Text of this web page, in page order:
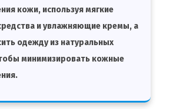
кожи, используя мягкие
и увлажняющие кремы, а
одежду из натуральных
минимизировать кожные